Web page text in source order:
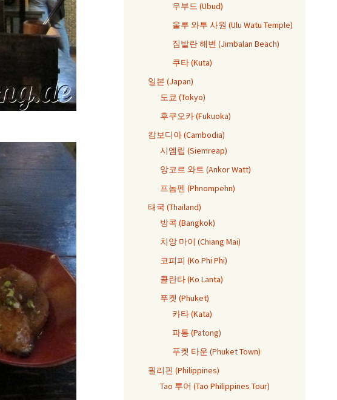
우부드 (Ubud)
울루 와투 사원 (Ulu Watu Temple)
짐발란 해변 (Jimbalan Beach)
쿠타 (Kuta)
일본 (Japan)
도쿄 (Tokyo)
후쿠오카 (Fukuoka)
캄보디아 (Cambodia)
시엠립 (Siemreap)
앙코르 와트 (Ankor Watt)
프놈펜 (Phnompehn)
태국 (Thailand)
방콕 (Bangkok)
치앙 마이 (Chiang Mai)
코피피 (Ko Phi Phi)
콜란타 (Ko Lanta)
푸켓 (Phuket)
카타 (Kata)
파통 (Patong)
푸켓 타운 (Phuket Town)
필리핀 (Philippines)
Tao 투어 (Tao Philippines Tour)